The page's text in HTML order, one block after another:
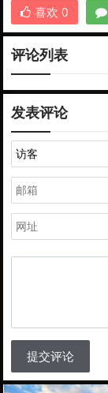
喜欢 0
评论列表
发表评论
提交评论